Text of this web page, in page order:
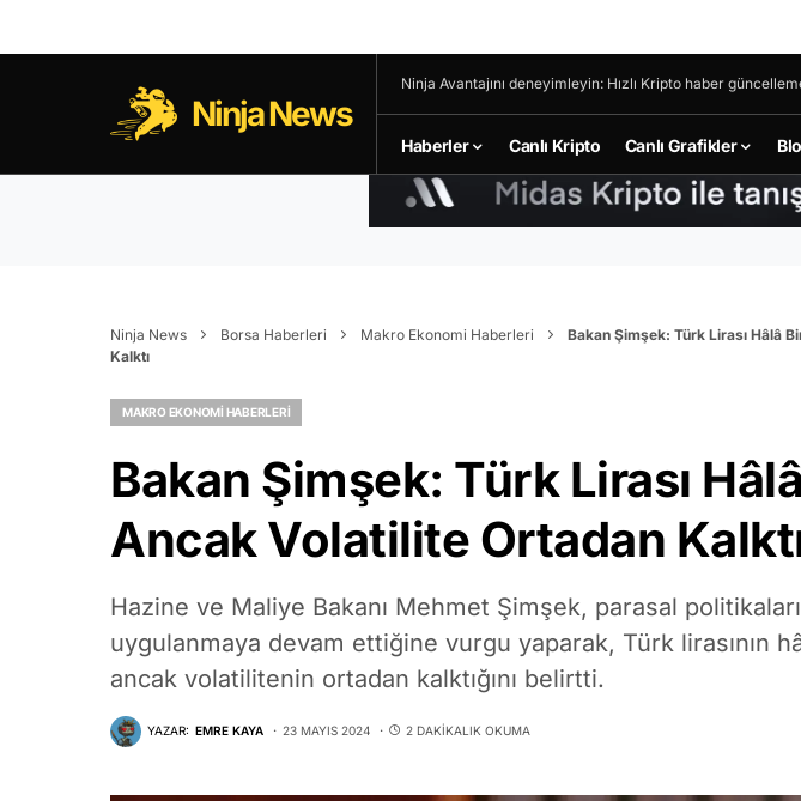
Ninja News
Ninja Avantajını deneyimleyin: Hızlı Kripto haber
Haberler Canlı Kripto Canlı Grafikler
Ninja News Borsa Haberleri Makro Ekonomi Haberleri
Bakan Şimşek: Türk Lirası Hâlâ
Kalktı
MAKRO EKONOMI HABERLERI
Bakan Şimşek: Türk Lirası
Ancak Volatilite Ortadan
Hazine ve Maliye Bakanı Mehmet Şimşek, parasal
uygulanmaya devam ettiğine vurgu yaparak, Türk lirasının
ancak volatilitenin ortadan kalktığını belirtti.
YAZAR: EMRE KAYA 23 MAYIS 2024 2 DAKIKALIK OKUMA